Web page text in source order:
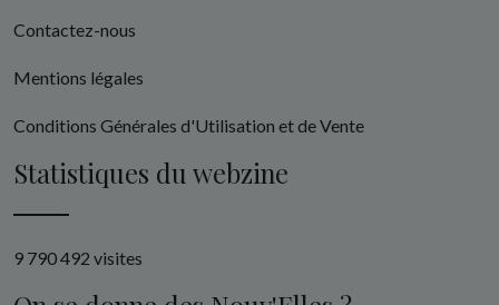
Contactez-nous
Mentions légales
Conditions Générales d'Utilisation et de Vente
Statistiques du webzine
9 790 492 visites